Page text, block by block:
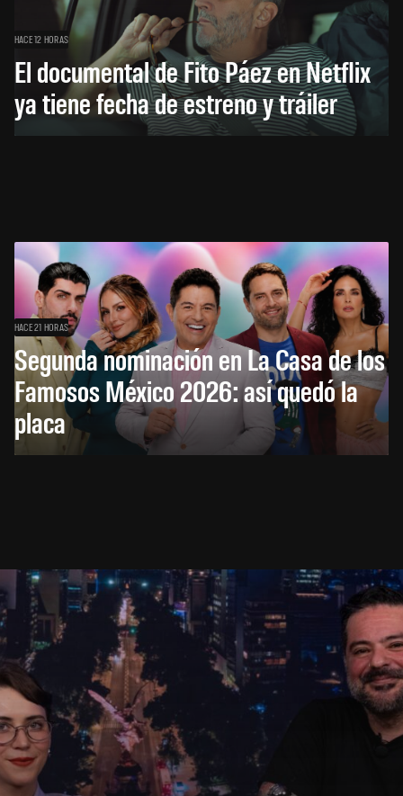
HACE 12 HORAS
El documental de Fito Páez en Netflix
ya tiene fecha de estreno y tráiler
HACE 21 HORAS
Segunda nominación en La Casa de los
Famosos México 2026: así quedó la
placa